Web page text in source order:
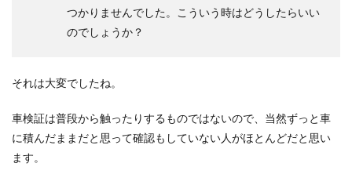
つかりませんでした。こういう時はどうしたらいい
のでしょうか？
それは大変でしたね。
車検証は普段から触ったりするものではないので、当然ずっと車
に積んだままだと思って確認もしていない人がほとんどだと思い
ます。